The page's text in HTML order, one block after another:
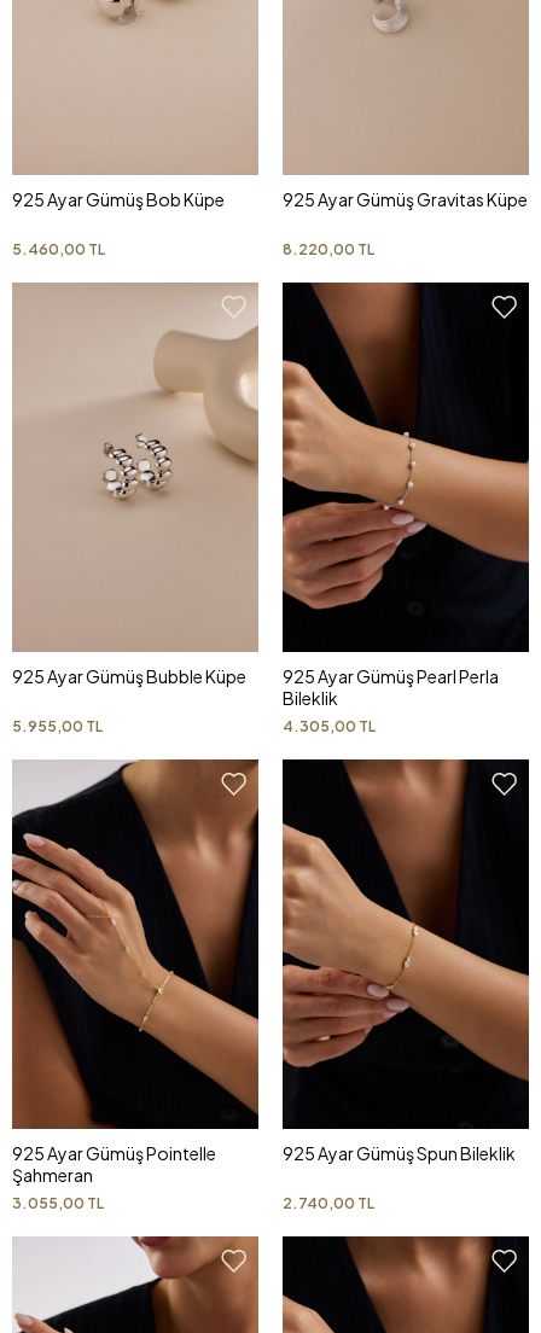
925 Ayar Gümüş Bob Küpe
5.460,00 TL
925 Ayar Gümüş Gravitas Küpe
8.220,00 TL
925 Ayar Gümüş Bubble Küpe
5.955,00 TL
925 Ayar Gümüş Pearl Perla
Bileklik
4.305,00 TL
925 Ayar Gümüş Pointelle
Şahmeran
3.055,00 TL
925 Ayar Gümüş Spun Bileklik
2.740,00 TL